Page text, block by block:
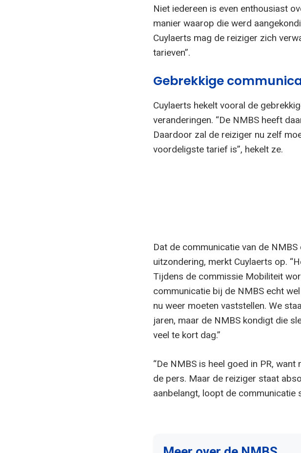
Niet iedereen is even enthousiast
manier waarop die werd
Cuylaerts mag de reiziger zich
tarieven”.
Gebrekkige
Cuylaerts hekelt vooral de
veranderingen. “De NMBS heeft
Daardoor zal de reiziger nu zelf
voordeligste tarief is”, hekelt ze.
Dat de communicatie van de
uitzondering, merkt Cuylaerts op.
Tijdens de commissie Mobiliteit
communicatie bij de NMBS echt
nu weer moeten vaststellen. We
jaren, maar de NMBS kondigt die
veel te kort dag.”
“De NMBS is heel goed in PR,
de pers. Maar de reiziger staat
aanbelangt, loopt de communicatie